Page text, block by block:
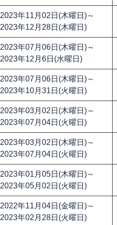
2023年11月02日(木曜日)～
2023年12月28日(木曜日)
2023年07月06日(木曜日)～
2023年12月6日(水曜日)
2023年07月06日(木曜日)～
2023年10月31日(火曜日)
2023年03月02日(木曜日)～
2023年07月04日(火曜日)
2023年03月02日(木曜日)～
2023年07月04日(火曜日)
2023年01月05日(木曜日)～
2023年05月02日(火曜日)
2022年11月04日(金曜日)～
2023年02月28日(火曜日)